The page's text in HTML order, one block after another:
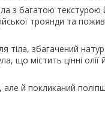
з багатою
троянди та
збагачений
містить цінні олії
але й покликаний